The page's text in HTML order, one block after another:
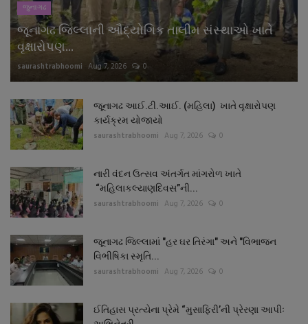
જુનાગઢ
જૂનાગઢ જિલ્લાની ઔદ્યોગિક તાલીમ સંસ્થાઓ ખાતે
વૃક્ષારોપણ...
saurashtrabhoomi Aug 7, 2026 0
જૂનાગઢ આઈ.ટી.આઈ. (મહિલા) ખાતે વૃક્ષારોપણ
કાર્યક્રમ યોજાયો
saurashtrabhoomi Aug 7, 2026 0
નારી વંદન ઉત્સવ અંતર્ગત માંગરોળ ખાતે
“મહિલાકલ્યાણદિવસ”ની...
saurashtrabhoomi Aug 7, 2026 0
જૂનાગઢ જિલ્લામાં "હર ઘર તિરંગા" અને "વિભાજન
વિભીષિકા સ્મૃતિ...
saurashtrabhoomi Aug 7, 2026 0
ઈતિહાસ પ્રત્યેના પ્રેમે “મુસાફિરી’ની પ્રેરણા આપીઃ